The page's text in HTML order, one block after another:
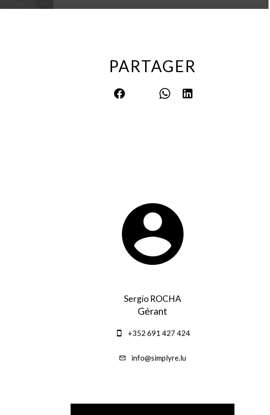
PARTAGER
Sergio ROCHA
Gérant
+352 691 427 424
info@simplyre.lu